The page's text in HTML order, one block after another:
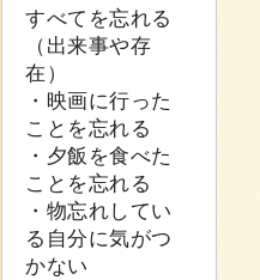
すべてを忘れる
（出来事や存
在）
・映画に行った
ことを忘れる
・夕飯を食べた
ことを忘れる
・物忘れしてい
る自分に気がつ
かない